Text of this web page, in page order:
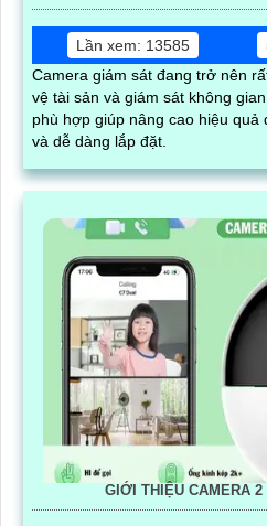
Lần xem: 13585
Camera giám sát đang trở nên
vệ tài sản và giám sát không gian sống. Lựa
phù hợp giúp nâng cao hiệu quả
và dễ dàng lắp đặt.
GIỚI THIỆU CAMERA